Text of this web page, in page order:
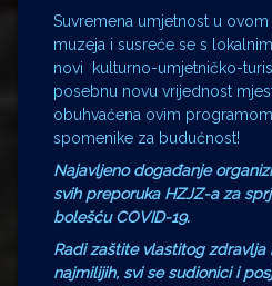
Suvremena umjetnost u
muzeja i susreće se s
novi kulturno-umjetničko-
posebnu novu vrijednost
obuhvaćena ovim
spomenike za budućnost!
Najavljeno događanje
svih preporuka HZJZ-a za
bolešću COVID-19.
Radi zaštite vlastitog zdravlja
najmilijih, svi se sudionici i